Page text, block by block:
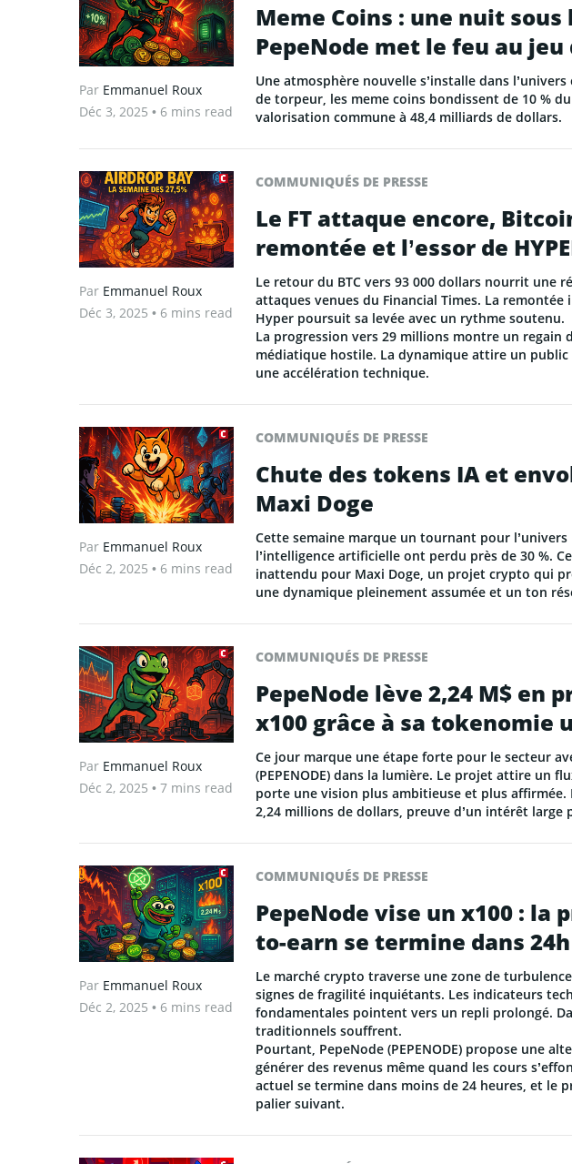
Par Emmanuel Roux
Déc 3, 2025 • 6 mins read
Meme Coins : une nuit
PepeNode met le feu au
Une atmosphère nouvelle s’installe dans
de torpeur, les meme coins bondissent de 10 %
valorisation commune à 48,4 milliards de dollars.
Par Emmanuel Roux
Déc 3, 2025 • 6 mins read
COMMUNIQUÉS DE PRESSE
Le FT attaque encore,
remontée et l’essor de
Le retour du BTC vers 93 000 dollars nourrit une
attaques venues du Financial Times. La
Hyper poursuit sa levée avec un rythme soutenu.
La progression vers 29 millions montre un regain
médiatique hostile. La dynamique attire un
une accélération technique.
Par Emmanuel Roux
Déc 2, 2025 • 6 mins read
COMMUNIQUÉS DE PRESSE
Chute des tokens IA et
Maxi Doge
Cette semaine marque un tournant pour l’univers
l’intelligence artificielle ont perdu près de 30 %.
inattendu pour Maxi Doge, un projet crypto qui
une dynamique pleinement assumée et un ton
Par Emmanuel Roux
Déc 2, 2025 • 7 mins read
COMMUNIQUÉS DE PRESSE
PepeNode lève 2,24 M$ en
x100 grâce à sa tokenomie
Ce jour marque une étape forte pour le secteur
(PEPENODE) dans la lumière. Le projet attire un
porte une vision plus ambitieuse et plus
2,24 millions de dollars, preuve d’un intérêt large
Par Emmanuel Roux
Déc 2, 2025 • 6 mins read
COMMUNIQUÉS DE PRESSE
PepeNode vise un x100 : la
to-earn se termine dans 24h
Le marché crypto traverse une zone de
signes de fragilité inquiétants. Les indicateurs
fondamentales pointent vers un repli prolongé.
traditionnels souffrent.
Pourtant, PepeNode (PEPENODE) propose une
générer des revenus même quand les cours
actuel se termine dans moins de 24 heures, et le
palier suivant.